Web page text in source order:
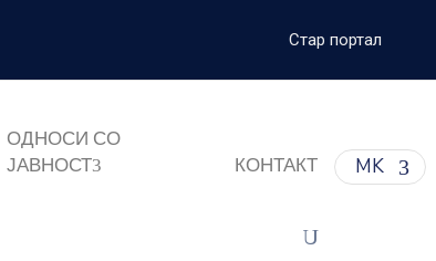
Стар портал
ОДНОСИ СО
ЈАВНОСТ
КОНТАКТ MK